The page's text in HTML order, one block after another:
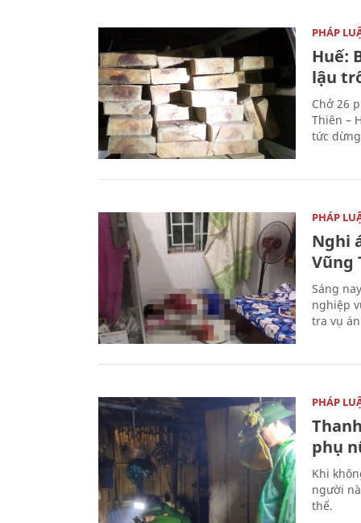
PHÁP
Huế:
lậu
Chở 26
Thiên –
tức
PHÁP
Nghi
Vũng
Sáng
nghiệp
tra vụ
PHÁP
phụ
Khi
người
thể.